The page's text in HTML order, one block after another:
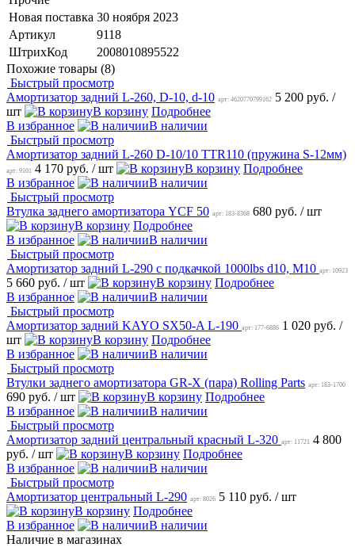
Новая поставка 30 ноября 2023
Артикул
9118
ШтрихКод
2008010895522
Похожие товары (8)
Быстрый просмотр
Амортизатор задний L-260, D-10, d-10 арт: 4620770799162 5 200 руб. /
шт
В корзину Подробнее
В избранное
В наличии
Быстрый просмотр
Амортизатор задний L-260 D-10/10 TTR110 (пружина S-12мм)
арт: 9101 4 170 руб. / шт В корзину Подробнее
В избранное
В наличии
Быстрый просмотр
Втулка заднего амортизатора YCF 50 арт: 183-8368 680 руб. / шт
В корзину Подробнее
В избранное
В наличии
Быстрый просмотр
Амортизатор задний L-290 с подкачкой 1000lbs d10, М10 арт: 10923
5 660 руб. / шт В корзину Подробнее
В избранное
В наличии
Быстрый просмотр
Амортизатор задний KAYO SX50-A L-190 арт: 177-6886 1 020 руб. /
шт
В корзину Подробнее
В избранное
В наличии
Быстрый просмотр
Втулки заднего амортизатора GR-X (пара) Rolling Parts арт: 183-1700
690 руб. / шт В корзину Подробнее
В избранное
В наличии
Быстрый просмотр
Амортизатор задний центральный красный L-320 арт: 11721 4 800
руб. / шт В корзину Подробнее
В избранное
В наличии
Быстрый просмотр
Амортизатор центральный L-290 арт: 8026 5 110 руб. / шт
В корзину Подробнее
В избранное
В наличии
Наличие в магазинах